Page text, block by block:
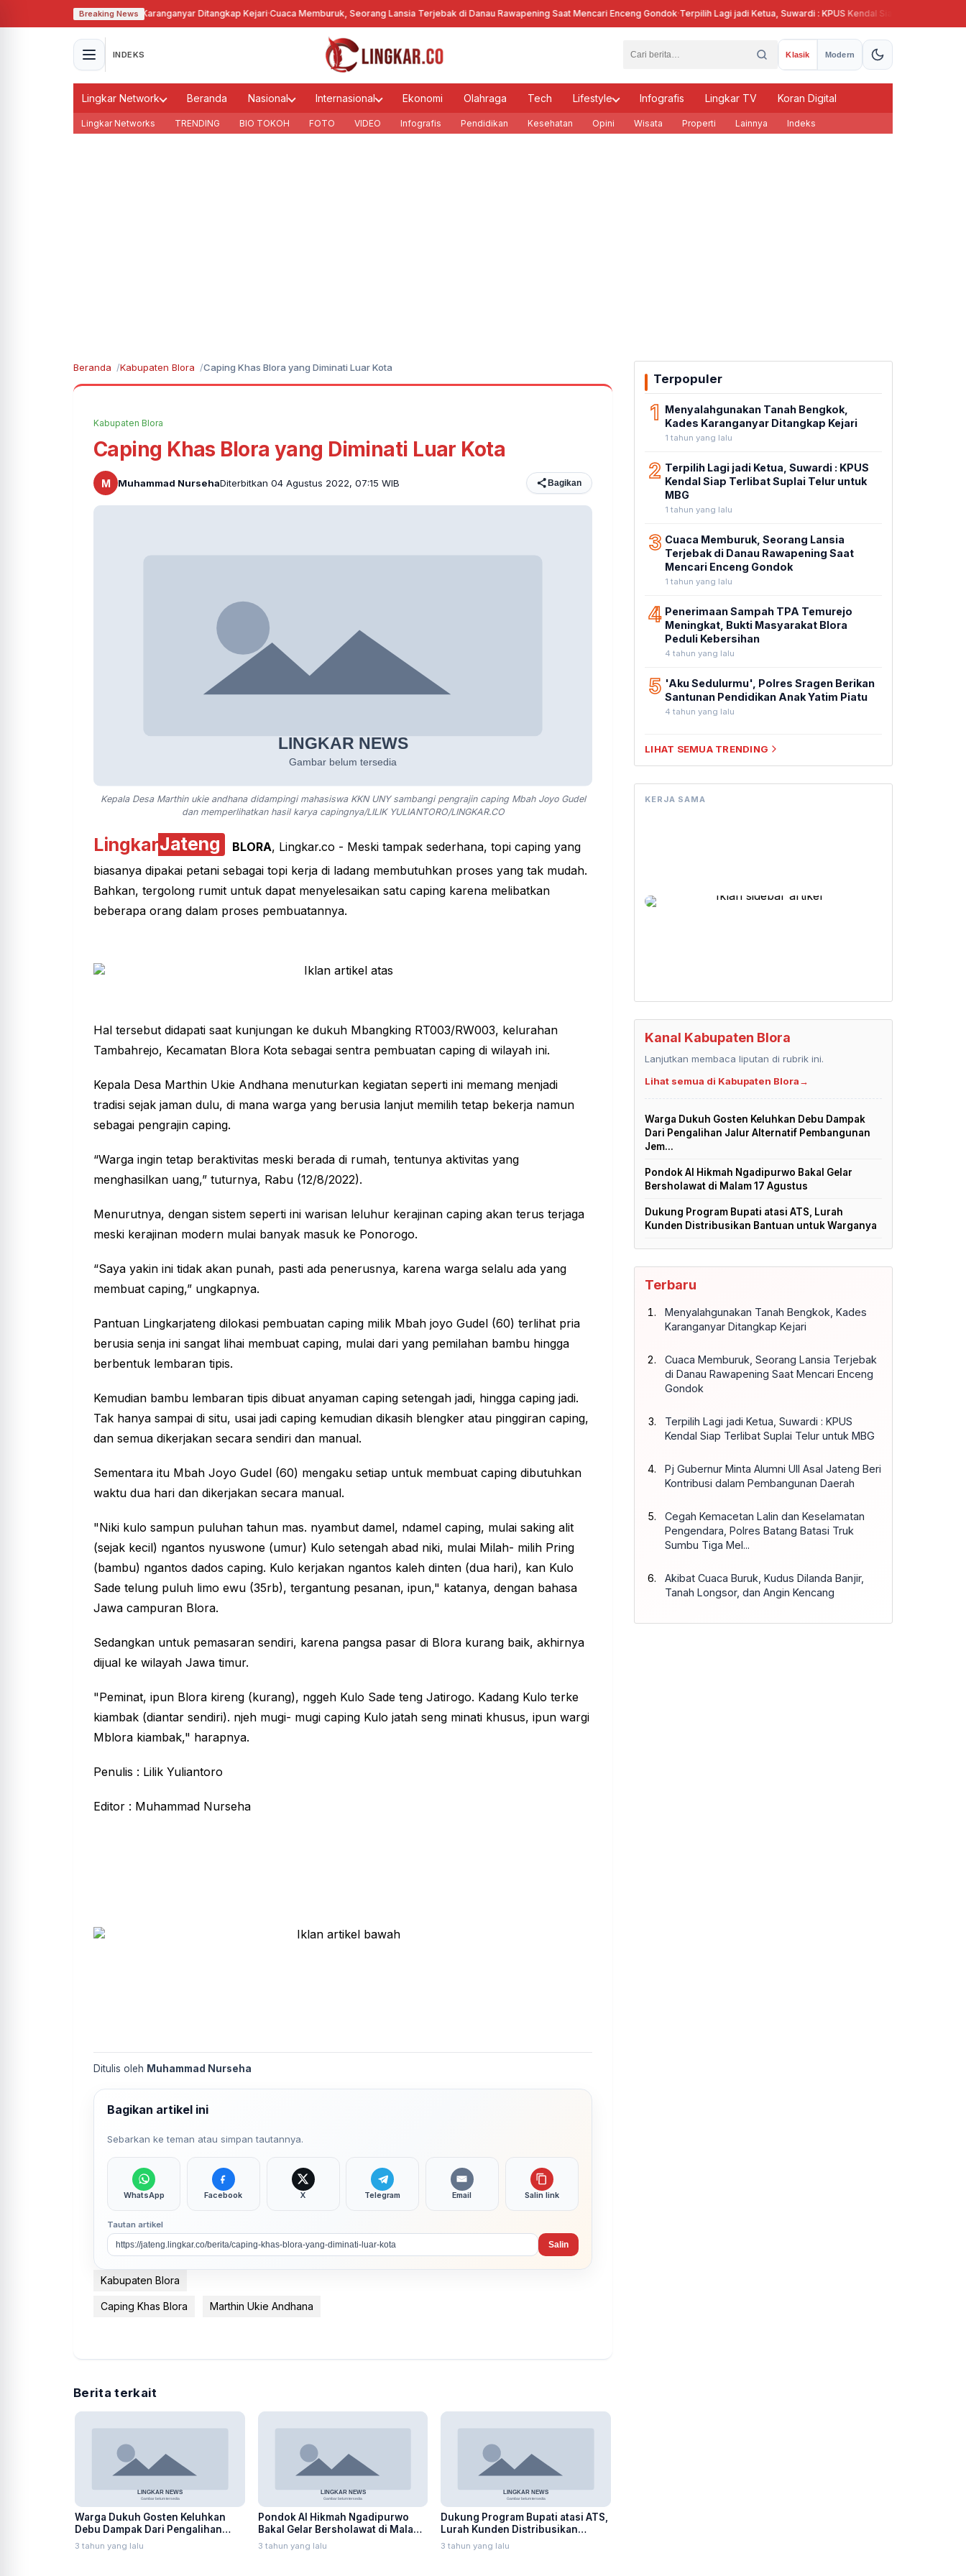
Breaking News
Tanah Bengkok, Kades Karanganyar Ditangkap Kejari·Cuaca Memburuk, Seorang Lansia Terjebak di Danau Rawapening Saat Mencari Enceng Gondok·Terpilih Lagi jadi Ketua, Suwardi : KPUS Kendal Siap Terlibat Suplai Telur
INDEKS Klasik Modern
Lingkar Network Beranda Nasional Internasional Ekonomi Olahraga Tech Lifestyle Infografis Lingkar TV Koran Digital
Lingkar Networks TRENDING BIO TOKOH FOTO VIDEO Infografis Pendidikan Kesehatan Opini Wisata Properti Lainnya Indeks
Beranda Kabupaten Blora Caping Khas Blora yang Diminati Luar Kota
Kabupaten Blora
Caping Khas Blora yang Diminati Luar Kota
M Muhammad NursehaDiterbitkan 04 Agustus 2022, 07:15 WIB Bagikan
Kepala Desa Marthin ukie andhana didampingi mahasiswa KKN UNY sambangi pengrajin caping Mbah Joyo Gudel
dan memperlihatkan hasil karya capingnya/LILIK YULIANTORO/LINGKAR.CO
LingkarJateng BLORA, Lingkar.co - Meski tampak sederhana, topi caping yang
biasanya dipakai petani sebagai topi kerja di ladang membutuhkan proses yang tak mudah.
Bahkan, tergolong rumit untuk dapat menyelesaikan satu caping karena melibatkan
beberapa orang dalam proses pembuatannya.
Hal tersebut didapati saat kunjungan ke dukuh Mbangking RT003/RW003, kelurahan
Tambahrejo, Kecamatan Blora Kota sebagai sentra pembuatan caping di wilayah ini.
Kepala Desa Marthin Ukie Andhana menuturkan kegiatan seperti ini memang menjadi
tradisi sejak jaman dulu, di mana warga yang berusia lanjut memilih tetap bekerja namun
sebagai pengrajin caping.
“Warga ingin tetap beraktivitas meski berada di rumah, tentunya aktivitas yang
menghasilkan uang,” tuturnya, Rabu (12/8/2022).
Menurutnya, dengan sistem seperti ini warisan leluhur kerajinan caping akan terus terjaga
meski kerajinan modern mulai banyak masuk ke Ponorogo.
“Saya yakin ini tidak akan punah, pasti ada penerusnya, karena warga selalu ada yang
membuat caping,” ungkapnya.
Pantuan Lingkarjateng dilokasi pembuatan caping milik Mbah joyo Gudel (60) terlihat pria
berusia senja ini sangat lihai membuat caping, mulai dari yang pemilahan bambu hingga
berbentuk lembaran tipis.
Kemudian bambu lembaran tipis dibuat anyaman caping setengah jadi, hingga caping jadi.
Tak hanya sampai di situ, usai jadi caping kemudian dikasih blengker atau pinggiran caping,
dan semua dikerjakan secara sendiri dan manual.
Sementara itu Mbah Joyo Gudel (60) mengaku setiap untuk membuat caping dibutuhkan
waktu dua hari dan dikerjakan secara manual.
"Niki kulo sampun puluhan tahun mas. nyambut damel, ndamel caping, mulai saking alit
(sejak kecil) ngantos nyuswone (umur) Kulo setengah abad niki, mulai Milah- milih Pring
(bambu) ngantos dados caping. Kulo kerjakan ngantos kaleh dinten (dua hari), kan Kulo
Sade telung puluh limo ewu (35rb), tergantung pesanan, ipun," katanya, dengan bahasa
Jawa campuran Blora.
Sedangkan untuk pemasaran sendiri, karena pangsa pasar di Blora kurang baik, akhirnya
dijual ke wilayah Jawa timur.
"Peminat, ipun Blora kireng (kurang), nggeh Kulo Sade teng Jatirogo. Kadang Kulo terke
kiambak (diantar sendiri). njeh mugi- mugi caping Kulo jatah seng minati khusus, ipun wargi
Mblora kiambak," harapnya.
Penulis : Lilik Yuliantoro
Editor : Muhammad Nurseha
Ditulis oleh Muhammad Nurseha
Bagikan artikel ini
Sebarkan ke teman atau simpan tautannya.
WhatsApp Facebook X Telegram Email Salin link
Tautan artikel
Salin
Kabupaten Blora
Caping Khas Blora Marthin Ukie Andhana
Berita terkait
Warga Dukuh Gosten Keluhkan
Debu Dampak Dari Pengalihan
Jalur Alternatif Pembangunan
Jembatan Badong
3 tahun yang lalu
Pondok Al Hikmah Ngadipurwo
Bakal Gelar Bersholawat di Malam
17 Agustus
3 tahun yang lalu
Dukung Program Bupati atasi ATS,
Lurah Kunden Distribusikan
Bantuan untuk Warganya
3 tahun yang lalu
Terpopuler
1 Menyalahgunakan Tanah Bengkok,
Kades Karanganyar Ditangkap Kejari
1 tahun yang lalu
2 Terpilih Lagi jadi Ketua, Suwardi : KPUS
Kendal Siap Terlibat Suplai Telur untuk
MBG
1 tahun yang lalu
3 Cuaca Memburuk, Seorang Lansia
Terjebak di Danau Rawapening Saat
Mencari Enceng Gondok
1 tahun yang lalu
4 Penerimaan Sampah TPA Temurejo
Meningkat, Bukti Masyarakat Blora
Peduli Kebersihan
4 tahun yang lalu
5 'Aku Sedulurmu', Polres Sragen Berikan
Santunan Pendidikan Anak Yatim Piatu
4 tahun yang lalu
LIHAT SEMUA TRENDING
KERJA SAMA
Kanal Kabupaten Blora
Lanjutkan membaca liputan di rubrik ini.
Lihat semua di Kabupaten Blora→
Warga Dukuh Gosten Keluhkan Debu Dampak
Dari Pengalihan Jalur Alternatif Pembangunan
Jem...
Pondok Al Hikmah Ngadipurwo Bakal Gelar
Bersholawat di Malam 17 Agustus
Dukung Program Bupati atasi ATS, Lurah
Kunden Distribusikan Bantuan untuk Warganya
Terbaru
Menyalahgunakan Tanah Bengkok, Kades
Karanganyar Ditangkap Kejari
Cuaca Memburuk, Seorang Lansia Terjebak
di Danau Rawapening Saat Mencari Enceng
Gondok
Terpilih Lagi jadi Ketua, Suwardi : KPUS
Kendal Siap Terlibat Suplai Telur untuk MBG
Pj Gubernur Minta Alumni UII Asal Jateng Beri
Kontribusi dalam Pembangunan Daerah
Cegah Kemacetan Lalin dan Keselamatan
Pengendara, Polres Batang Batasi Truk
Sumbu Tiga Mel...
Akibat Cuaca Buruk, Kudus Dilanda Banjir,
Tanah Longsor, dan Angin Kencang